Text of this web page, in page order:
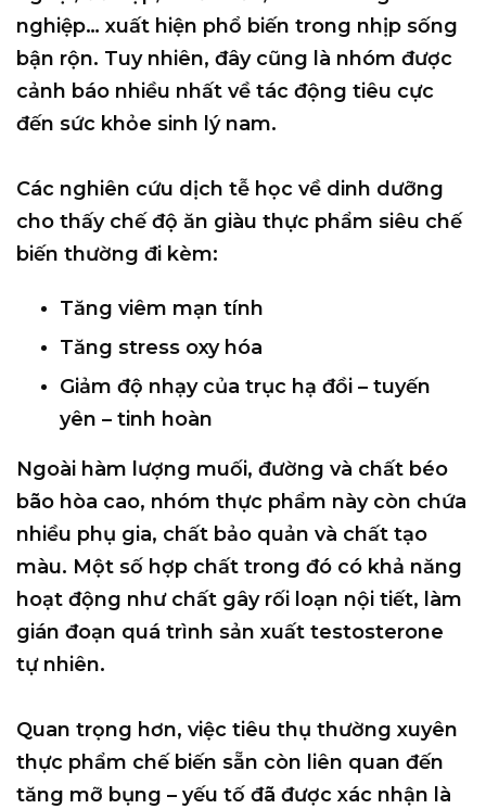
nghiệp… xuất hiện phổ biến trong nhịp sống
bận rộn. Tuy nhiên, đây cũng là nhóm được
cảnh báo nhiều nhất về tác động tiêu cực
đến sức khỏe sinh lý nam.
Các nghiên cứu dịch tễ học về dinh dưỡng
cho thấy chế độ ăn giàu thực phẩm siêu chế
biến thường đi kèm:
Tăng viêm mạn tính
Tăng stress oxy hóa
Giảm độ nhạy của trục hạ đồi – tuyến
yên – tinh hoàn
Ngoài hàm lượng muối, đường và chất béo
bão hòa cao, nhóm thực phẩm này còn chứa
nhiều phụ gia, chất bảo quản và chất tạo
màu. Một số hợp chất trong đó có khả năng
hoạt động như chất gây rối loạn nội tiết, làm
gián đoạn quá trình sản xuất testosterone
tự nhiên.
Quan trọng hơn, việc tiêu thụ thường xuyên
thực phẩm chế biến sẵn còn liên quan đến
tăng mỡ bụng – yếu tố đã được xác nhận là